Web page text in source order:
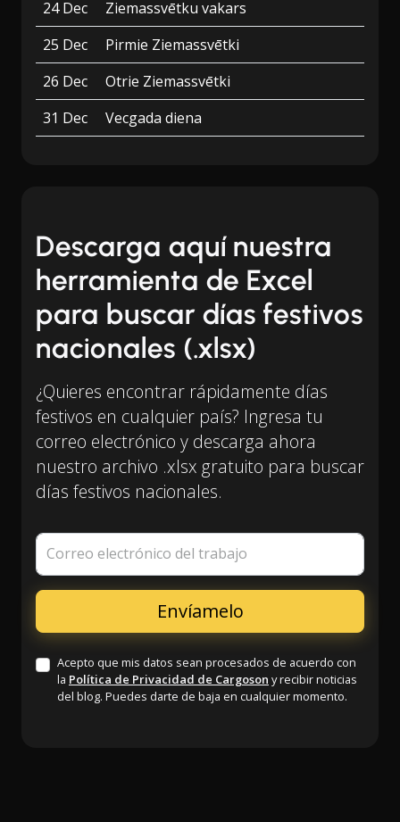
24 Dec
Ziemassvētku vakars
25 Dec
Pirmie Ziemassvētki
26 Dec
Otrie Ziemassvētki
31 Dec
Vecgada diena
Descarga aquí nuestra
herramienta de Excel
para buscar días festivos
nacionales (.xlsx)
¿Quieres encontrar rápidamente días
festivos en cualquier país? Ingresa tu
correo electrónico y descarga ahora
nuestro archivo .xlsx gratuito para buscar
días festivos nacionales.
Correo electrónico del trabajo
Acepto que mis datos sean procesados de acuerdo con
la Política de Privacidad de Cargoson y recibir noticias
del blog. Puedes darte de baja en cualquier momento.